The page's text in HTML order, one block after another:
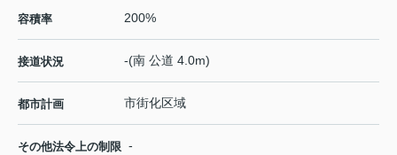
容積率 200%
接道状況 -(南 公道 4.0m)
都市計画 市街化区域
その他法令上の制限 -